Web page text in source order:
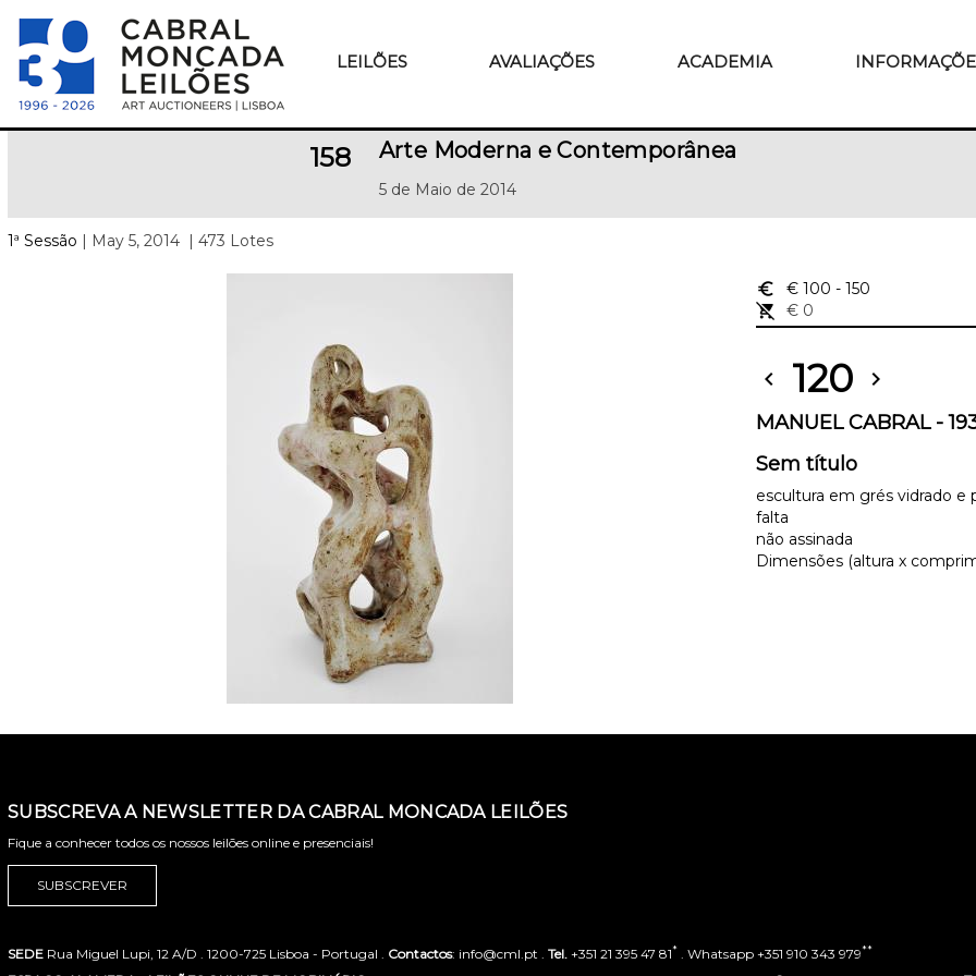
LEILÕES AVALIAÇÕES ACADEMIA
158 Arte Moderna e Contemporânea
5 de Maio de 2014
1ª Sessão | May 5, 2014 | 473 Lotes
euro_symbol € 100 - 150
remove_shopping_cart
€ 0
chevron_left 120 chevron_right
MANUEL CABRAL -
Sem título
escultura em grés vidrado e
falta
não assinada
Dimensões (altura x
SUBSCREVA A NEWSLETTER DA CABRAL MONCADA LEILÕES
Fique a conhecer todos os nossos leilões online e presenciais!
SUBSCREVER
SEDE Rua Miguel Lupi, 12 A/D . 1200-725 Lisboa - Portugal . Contactos: info@cml.pt . Tel. +351 21 395 47 81* . Whatsapp +351 910 343 979**